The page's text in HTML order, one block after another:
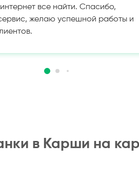
все найти. Спасибо,
желаю успешной работы и
в Карши на